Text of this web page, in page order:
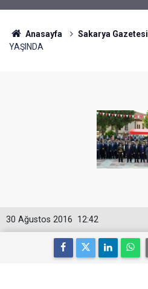
Anasayfa Sakarya Gazetesi
YAŞINDA
12:42
30 Ağustos 2016